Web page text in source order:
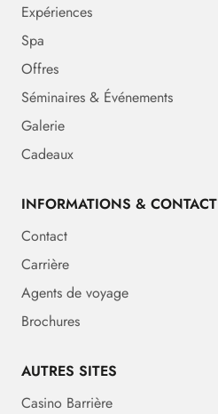
Expériences
Spa
Offres
Séminaires & Événements
Galerie
Cadeaux
INFORMATIONS & CONTACT
Contact
Carrière
Agents de voyage
Brochures
AUTRES SITES
Casino Barrière